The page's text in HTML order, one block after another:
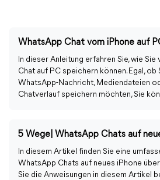
WhatsApp Chat vom iPhone auf
In dieser Anleitung erfahren Sie, wie
Chat auf PC speichern können. Egal, ob
WhatsApp-Nachricht, Mediendateien
Chatverlauf speichern möchten, Sie
In diesem Artikel finden Sie eine
WhatsApp Chats auf neues iPhone
Sie die Anweisungen in diesem Artikel